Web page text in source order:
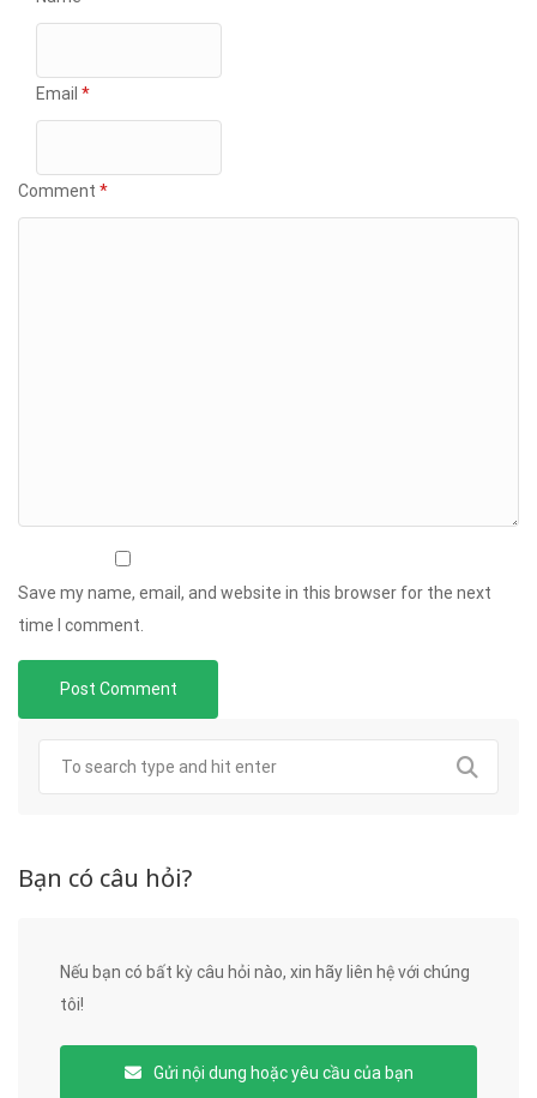
Email *
Comment *
Save my name, email, and website in this browser for the next
time I comment.
Bạn có câu hỏi?
Nếu bạn có bất kỳ câu hỏi nào, xin hãy liên hệ với chúng
tôi!
Gửi nội dung hoặc yêu cầu của bạn